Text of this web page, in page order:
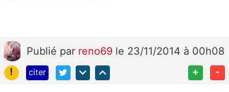
Publié par reno69 le 23/11/2014 à 00h08
!
citer + -